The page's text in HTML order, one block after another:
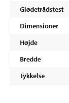
Glødetrådstest
Dimensioner
Højde
Bredde
Tykkelse